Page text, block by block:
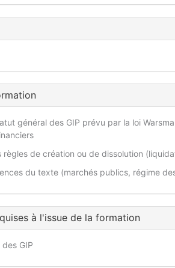
général des GIP prévu par la loi
règles de création ou de dissolution
du texte (marchés publics, régime
à l'issue de la formation
GIP